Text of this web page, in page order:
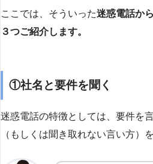
ここでは、そういった迷惑電話か
３つご紹介します。
①社名と要件を聞く
迷惑電話の特徴としては、要件を
（もしくは聞き取れない言い方）